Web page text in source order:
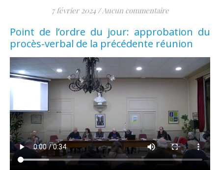
7 février 2024 /Aucun commentaire
Point de l’ordre du jour: approbation du
procès-verbal de la précédente réunion